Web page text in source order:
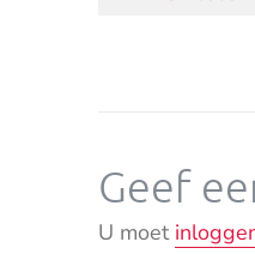
Geef
U moet